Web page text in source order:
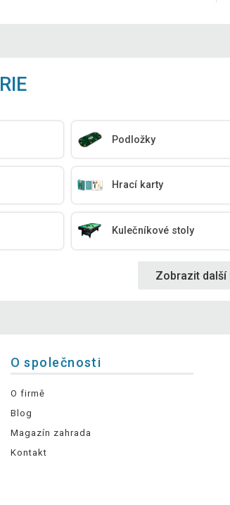
Podložky
Hrací karty
Kulečníkové stoly
Zobrazit další
O společnosti
O firmě
Blog
Magazín zahrada
Kontakt